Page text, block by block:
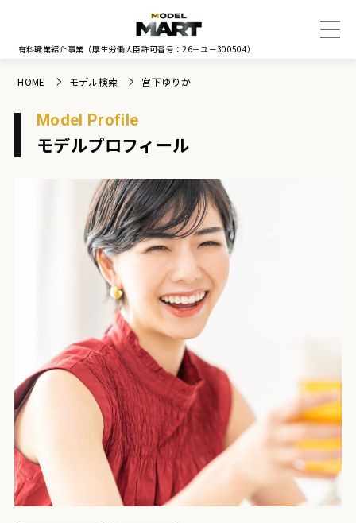
有料職業紹介事業 （厚生労働大臣許可番号：26－ユ－300504）
HOME モデル検索 宮下ゆりか
Model Profile
モデルプロフィール